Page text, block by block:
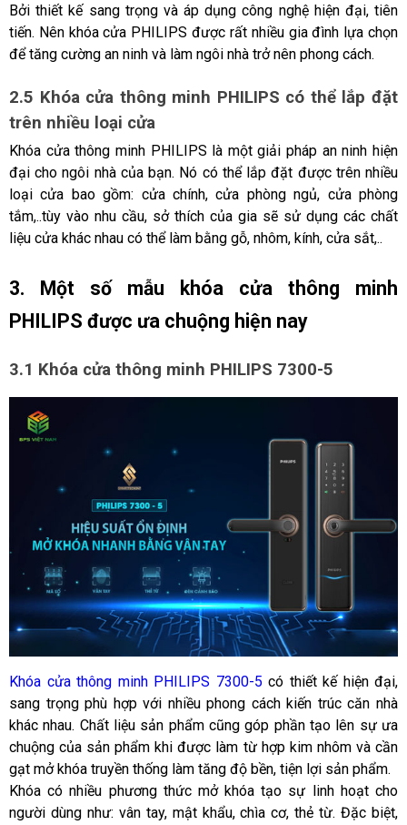
Bởi thiết kế sang trọng và áp dụng công nghệ hiện đại, tiên
tiến. Nên khóa cửa PHILIPS được rất nhiều gia đình lựa chọn
để tăng cường an ninh và làm ngôi nhà trở nên phong cách.
2.5 Khóa cửa thông minh PHILIPS có thể lắp đặt
trên nhiều loại cửa
Khóa cửa thông minh PHILIPS là một giải pháp an ninh hiện
đại cho ngôi nhà của bạn. Nó có thể lắp đặt được trên nhiều
loại cửa bao gồm: cửa chính, cửa phòng ngủ, cửa phòng
tắm,..tùy vào nhu cầu, sở thích của gia sẽ sử dụng các chất
liệu cửa khác nhau có thể làm bằng gỗ, nhôm, kính, cửa sắt,..
3. Một số mẫu khóa cửa thông minh
PHILIPS được ưa chuộng hiện nay
3.1 Khóa cửa thông minh PHILIPS 7300-5
Khóa cửa thông minh PHILIPS 7300-5 có thiết kế hiện đại,
sang trọng phù hợp với nhiều phong cách kiến trúc căn nhà
khác nhau. Chất liệu sản phẩm cũng góp phần tạo lên sự ưa
chuộng của sản phẩm khi được làm từ hợp kim nhôm và cần
gạt mở khóa truyền thống làm tăng độ bền, tiện lợi sản phẩm.
Khóa có nhiều phương thức mở khóa tạo sự linh hoạt cho
người dùng như: vân tay, mật khẩu, chìa cơ, thẻ từ. Đặc biệt,